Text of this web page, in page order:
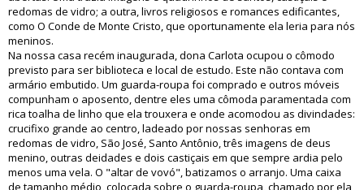
redomas de vidro; a outra, livros religiosos e romances edificantes,
como O Conde de Monte Cristo, que oportunamente ela leria para nós
meninos.
Na nossa casa recém inaugurada, dona Carlota ocupou o cômodo
previsto para ser biblioteca e local de estudo. Este não contava com
armário embutido. Um guarda-roupa foi comprado e outros móveis
compunham o aposento, dentre eles uma cômoda paramentada com
rica toalha de linho que ela trouxera e onde acomodou as divindades:
crucifixo grande ao centro, ladeado por nossas senhoras em
redomas de vidro, São José, Santo Antônio, três imagens de deus
menino, outras deidades e dois castiçais em que sempre ardia pelo
menos uma vela. O "altar de vovó", batizamos o arranjo. Uma caixa
de tamanho médio, colocada sobre o guarda-roupa, chamado por ela